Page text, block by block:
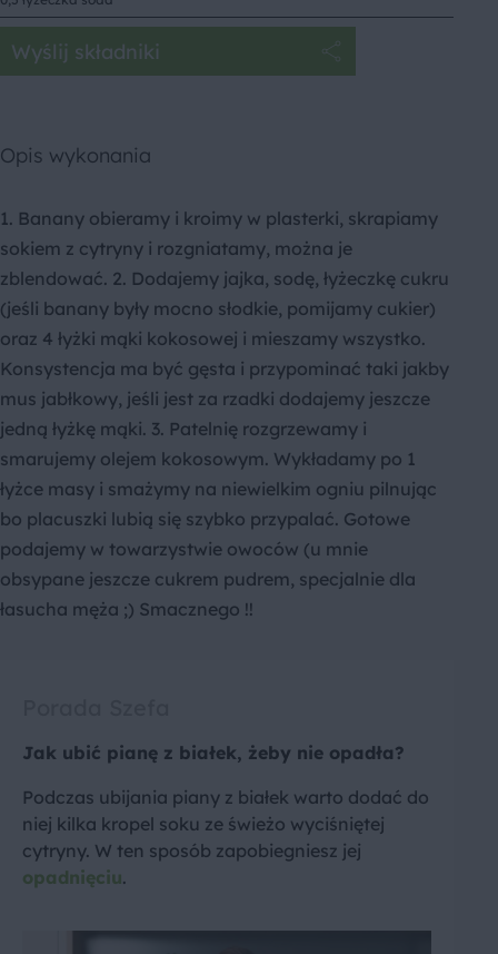
Wyślij składniki
Opis wykonania
1. Banany obieramy i kroimy w plasterki, skrapiamy
sokiem z cytryny i rozgniatamy, można je
zblendować. 2. Dodajemy jajka, sodę, łyżeczkę cukru
(jeśli banany były mocno słodkie, pomijamy cukier)
oraz 4 łyżki mąki kokosowej i mieszamy wszystko.
Konsystencja ma być gęsta i przypominać taki jakby
mus jabłkowy, jeśli jest za rzadki dodajemy jeszcze
jedną łyżkę mąki. 3. Patelnię rozgrzewamy i
smarujemy olejem kokosowym. Wykładamy po 1
łyżce masy i smażymy na niewielkim ogniu pilnując
bo placuszki lubią się szybko przypalać. Gotowe
podajemy w towarzystwie owoców (u mnie
obsypane jeszcze cukrem pudrem, specjalnie dla
łasucha męża ;) Smacznego !!
Jak ubić pianę z białek, żeby nie opadła?
Podczas ubijania piany z białek warto dodać do
niej kilka kropel soku ze świeżo wyciśniętej
cytryny. W ten sposób zapobiegniesz jej
opadnięciu.